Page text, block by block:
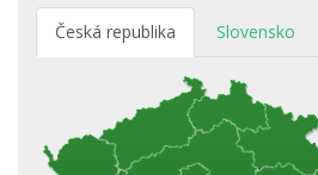
Česká republika Slovensko